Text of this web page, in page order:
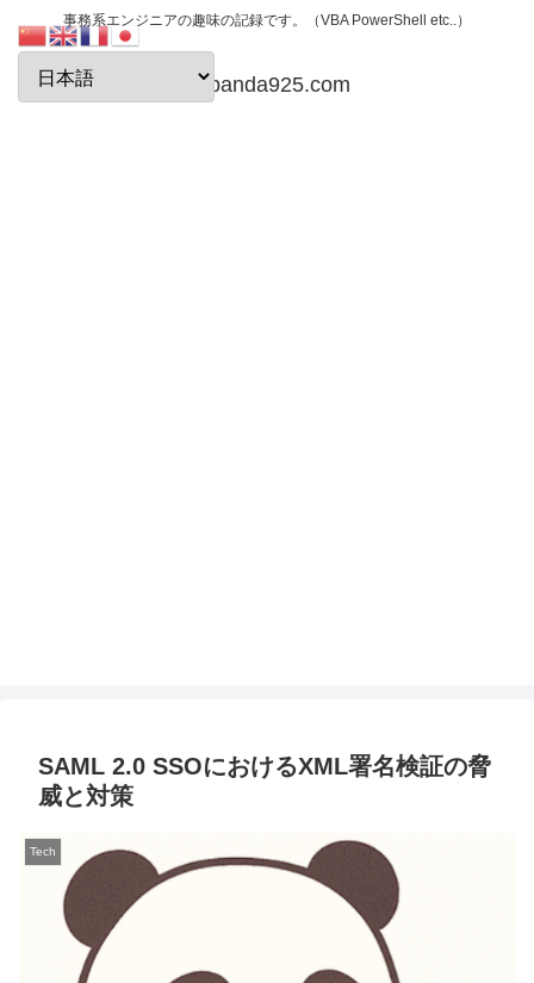
事務系エンジニアの趣味の記録です。（VBA PowerShell etc..）
papanda925.com
SAML 2.0 SSOにおけるXML署名検証の脅
威と対策
Tech